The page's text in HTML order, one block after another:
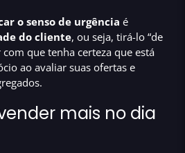
o senso de urgência é
do cliente, ou seja, tirá-lo “de
que tenha certeza que está
ao avaliar suas ofertas e
mais no dia